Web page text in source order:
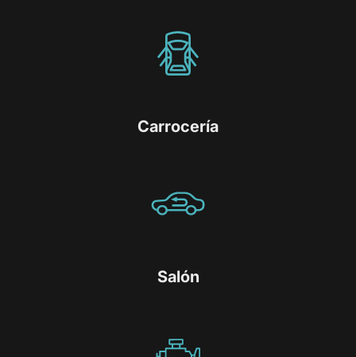
Carrocería
Salón